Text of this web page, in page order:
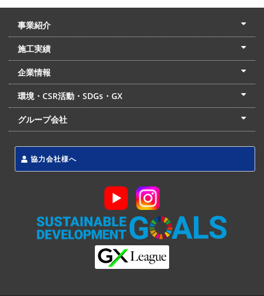
事業紹介
土木本部
建築本部
PPP・PFI
リフォーム・リノベーション
中村建設の家
施工実績
土木部門
建築部門
リフォーム部門
住宅部門
名古屋支店
東京支店
企業情報
会社概要
経営理念
沿革
リクルート
最新情報
お問合せ
環境・CSR活動・SDGs・GX
LSS流動化処理工法
CSR・SDGs・GX
発電事業
次世代ZEBオフィス
グループ会社
協力会社様へ